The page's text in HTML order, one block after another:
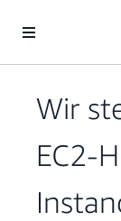
Überspringen zum
Wir
EC2-